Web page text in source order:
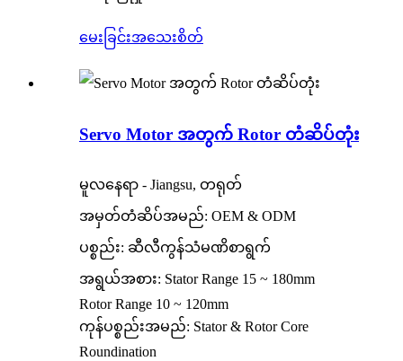
မေးခြင်းအသေးစိတ်
Servo Motor အတွက် Rotor တံဆိပ်တုံး
မူလနေရာ - Jiangsu, တရုတ်
အမှတ်တံဆိပ်အမည်: OEM & ODM
ပစ္စည်း: ဆီလီကွန်သံမဏိစာရွက်
အရွယ်အစား: Stator Range 15 ~ 180mm
Rotor Range 10 ~ 120mm
ကုန်ပစ္စည်းအမည်: Stator & Rotor Core
Roundination